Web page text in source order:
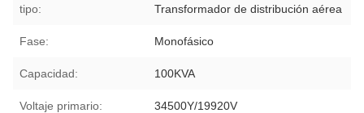
tipo: Transformador de distribución aérea
Fase: Monofásico
Capacidad: 100KVA
Voltaje primario: 34500Y/19920V